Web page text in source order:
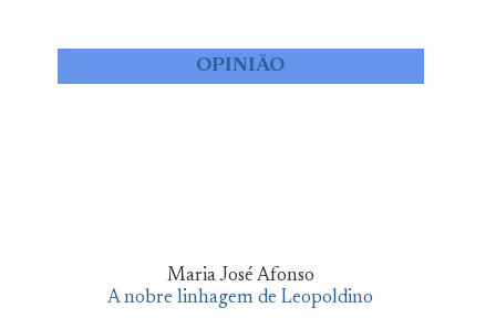
OPINIÃO
Maria José Afonso
A nobre linhagem de Leopoldino